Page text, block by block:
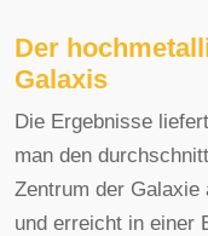
Der
Galaxis
Die Ergebnisse
man den
Zentrum der
und erreicht in einer